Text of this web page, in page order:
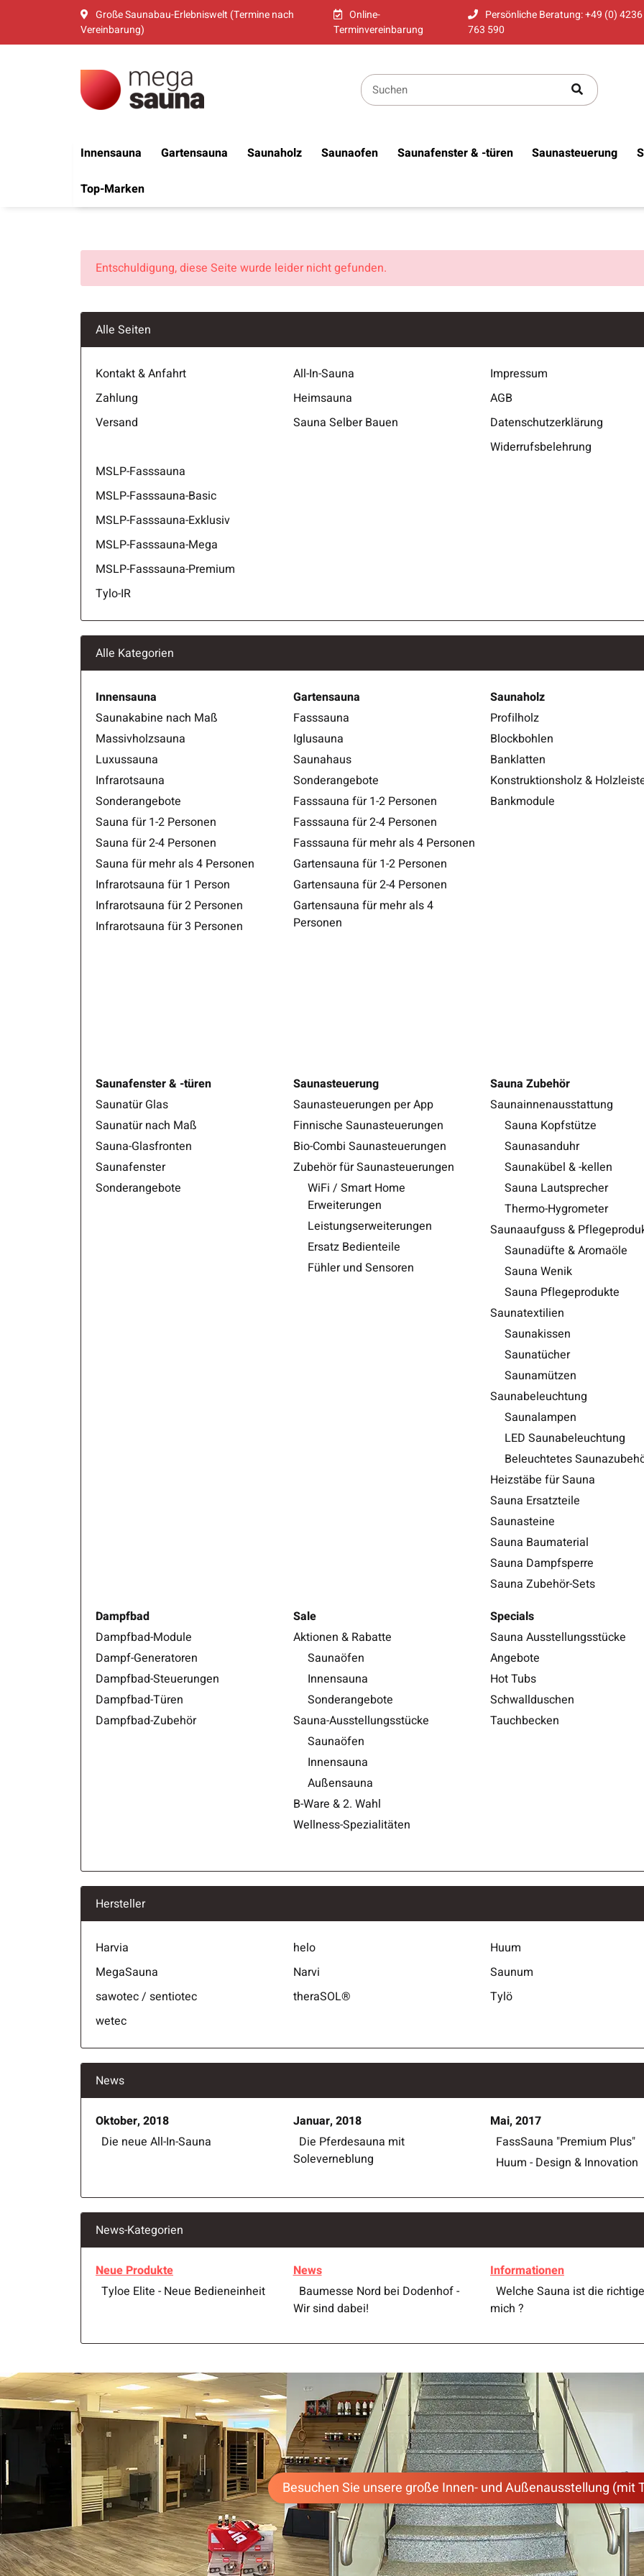
Große Saunabau-Erlebniswelt (Termine nach
Vereinbarung)
Online-
Terminvereinbarung
Persönliche Beratung: +49 (0)
763 590
Innensauna Gartensauna Saunaholz Saunaofen Saunafenster & -türen Saunasteuerung
Top-Marken
x
Entschuldigung, diese Seite wurde leider nicht gefunden.
Alle Seiten
Kontakt & Anfahrt
Zahlung
Versand
All-In-Sauna
Heimsauna
Sauna Selber Bauen
Impressum
AGB
Datenschutzerklärung
Widerrufsbelehrung
MSLP-Fasssauna
MSLP-Fasssauna-Basic
MSLP-Fasssauna-Exklusiv
MSLP-Fasssauna-Mega
MSLP-Fasssauna-Premium
Tylo-IR
Alle Kategorien
Innensauna
Saunakabine nach Maß
Massivholzsauna
Luxussauna
Infrarotsauna
Sonderangebote
Sauna für 1-2 Personen
Sauna für 2-4 Personen
Sauna für mehr als 4 Personen
Infrarotsauna für 1 Person
Infrarotsauna für 2 Personen
Infrarotsauna für 3 Personen
Gartensauna
Fasssauna
Iglusauna
Saunahaus
Sonderangebote
Fasssauna für 1-2 Personen
Fasssauna für 2-4 Personen
Fasssauna für mehr als 4 Personen
Gartensauna für 1-2 Personen
Gartensauna für 2-4 Personen
Gartensauna für mehr als 4
Personen
Saunaholz
Profilholz
Blockbohlen
Banklatten
Konstruktionsholz &
Bankmodule
Saunafenster & -türen
Saunatür Glas
Saunatür nach Maß
Sauna-Glasfronten
Saunafenster
Sonderangebote
Saunasteuerung
Saunasteuerungen per App
Finnische Saunasteuerungen
Bio-Combi Saunasteuerungen
Zubehör für Saunasteuerungen
WiFi / Smart Home
Erweiterungen
Leistungserweiterungen
Ersatz Bedienteile
Fühler und Sensoren
Sauna Zubehör
Saunainnenausstattung
Sauna Kopfstütze
Saunasanduhr
Saunakübel & -kellen
Sauna Lautsprecher
Thermo-Hygrometer
Saunaaufguss &
Saunadüfte & Aromaöle
Sauna Wenik
Sauna Pflegeprodukte
Saunatextilien
Saunakissen
Saunatücher
Saunamützen
Saunabeleuchtung
Saunalampen
LED Saunabeleuchtung
Beleuchtetes
Heizstäbe für Sauna
Sauna Ersatzteile
Saunasteine
Sauna Baumaterial
Sauna Dampfsperre
Sauna Zubehör-Sets
Dampfbad
Dampfbad-Module
Dampf-Generatoren
Dampfbad-Steuerungen
Dampfbad-Türen
Dampfbad-Zubehör
Sale
Aktionen & Rabatte
Saunaöfen
Innensauna
Sonderangebote
Sauna-Ausstellungsstücke
Saunaöfen
Innensauna
Außensauna
B-Ware & 2. Wahl
Wellness-Spezialitäten
Specials
Sauna Ausstellungsstücke
Angebote
Hot Tubs
Schwallduschen
Tauchbecken
Hersteller
Harvia helo
Huum
MegaSauna
Narvi
Saunum
sawotec / sentiotec
theraSOL®
Tylö
wetec
News
Oktober, 2018
Die neue All-In-Sauna
Januar, 2018
Die Pferdesauna mit
Soleverneblung
Mai, 2017
FassSauna "Premium Plus"
Huum - Design & Innovation
News-Kategorien
Neue Produkte
Tyloe Elite - Neue Bedieneinheit
News
Baumesse Nord bei Dodenhof -
Wir sind dabei!
Informationen
Welche Sauna ist die
mich ?
Besuchen Sie unsere große Innen- und Außenausstellung (mit